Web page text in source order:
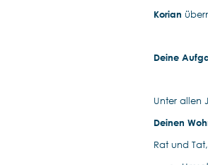
Korian
Deine
Unter allen
Deinen
Rat und